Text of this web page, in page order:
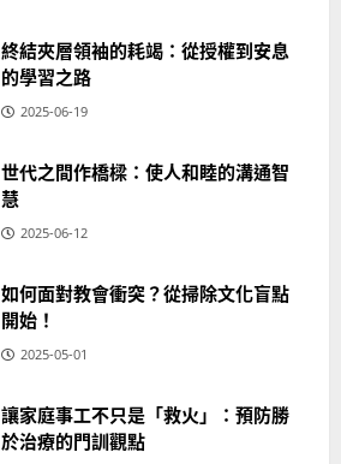
終結夾層領袖的耗竭：從授權到安息
的學習之路
2025-06-19
世代之間作橋樑：使人和睦的溝通智
慧
2025-06-12
如何面對教會衝突？從掃除文化盲點
開始！
2025-05-01
讓家庭事工不只是「救火」：預防勝
於治療的門訓觀點